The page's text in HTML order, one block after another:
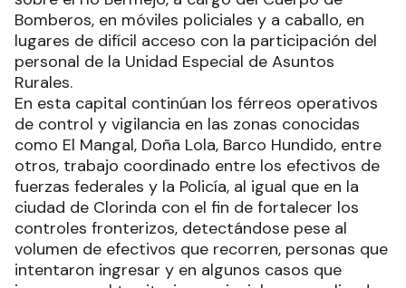
Bomberos, en móviles policiales y a caballo, en
lugares de difícil acceso con la participación del
personal de la Unidad Especial de Asuntos
Rurales.
En esta capital continúan los férreos operativos
de control y vigilancia en las zonas conocidas
como El Mangal, Doña Lola, Barco Hundido, entre
otros, trabajo coordinado entre los efectivos de
fuerzas federales y la Policía, al igual que en la
ciudad de Clorinda con el fin de fortalecer los
controles fronterizos, detectándose pese al
volumen de efectivos que recorren, personas que
intentaron ingresar y en algunos casos que